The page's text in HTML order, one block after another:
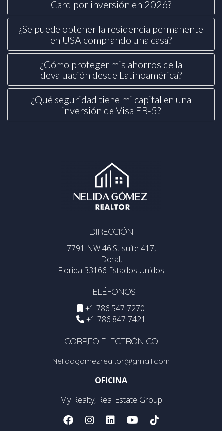
Card por inversión en 2026?
¿Se puede obtener la residencia permanente
en USA comprando una casa?
¿Cómo proteger mis ahorros de la
devaluación desde Latinoamérica?
¿Qué seguridad tiene mi capital en una
inversión de Visa EB-5?
DIRECCIÓN
7791 NW 46 St suite 417,
Doral,
Florida 33166 Estados Unidos
TELÉFONOS
+1 786 547 7270
+1 786 847 7421
CORREO ELECTRÓNICO
Nelidagomezrealtor@gmail.com
OFICINA
My Realty, Real Estate Group